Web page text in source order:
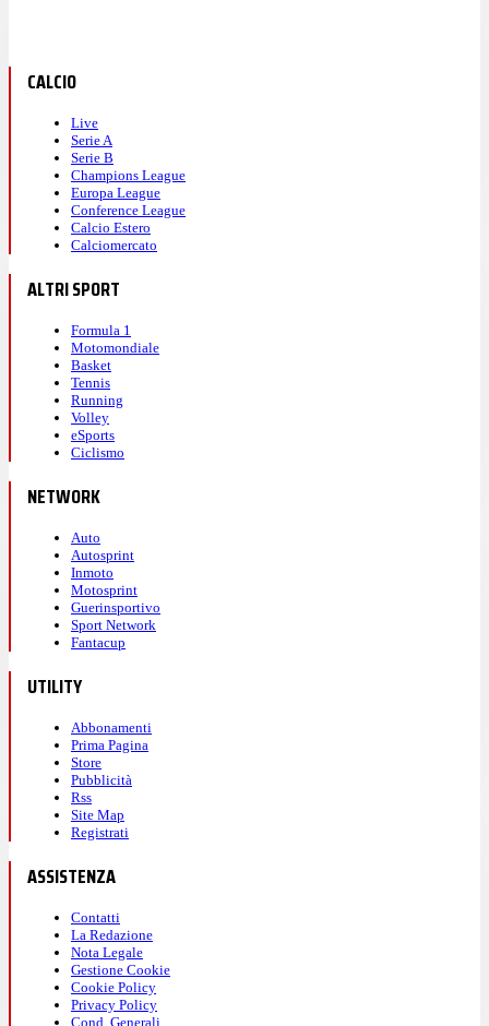
CALCIO
Live
Serie A
Serie B
Champions League
Europa League
Conference League
Calcio Estero
Calciomercato
ALTRI SPORT
Formula 1
Motomondiale
Basket
Tennis
Running
Volley
eSports
Ciclismo
NETWORK
Auto
Autosprint
Inmoto
Motosprint
Guerinsportivo
Sport Network
Fantacup
UTILITY
Abbonamenti
Prima Pagina
Store
Pubblicità
Rss
Site Map
Registrati
ASSISTENZA
Contatti
La Redazione
Nota Legale
Gestione Cookie
Cookie Policy
Privacy Policy
Cond. Generali